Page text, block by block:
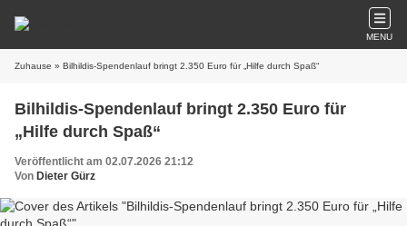
MENU
Zuhause » Bilhildis-Spendenlauf bringt 2.350 Euro für „Hilfe durch Spaß“
Bilhildis-Spendenlauf bringt 2.350 Euro für
„Hilfe durch Spaß“
Veröffentlicht am 02.07.2026 21:12
Von Dieter Gürz